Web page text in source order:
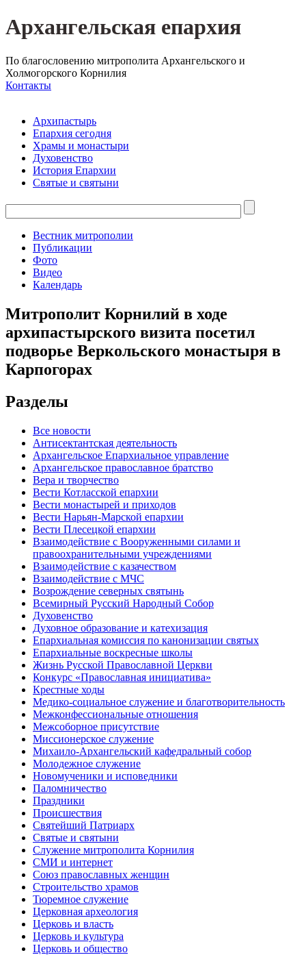
Архангельская епархия
По благословению митрополита Архангельского и
Холмогорского Корнилия
Контакты
Архипастырь
Епархия сегодня
Храмы и монастыри
Духовенство
История Епархии
Святые и святыни
Вестник митрополии
Публикации
Фото
Видео
Календарь
Митрополит Корнилий в ходе
архипастырского визита посетил
подворье Веркольского монастыря в
Карпогорах
Разделы
Все новости
Антисектантская деятельность
Архангельское Епархиальное управление
Архангельское православное братство
Вера и творчество
Вести Котласской епархии
Вести монастырей и приходов
Вести Нарьян-Марской епархии
Вести Плесецкой епархии
Взаимодействие с Вооруженными силами и
правоохранительными учреждениями
Взаимодействие с казачеством
Взаимодействие с МЧС
Возрождение северных святынь
Всемирный Русский Народный Собор
Духовенство
Духовное образование и катехизация
Епархиальная комиссия по канонизации святых
Епархиальные воскресные школы
Жизнь Русской Православной Церкви
Конкурс «Православная инициатива»
Крестные ходы
Медико-социальное служение и благотворительность
Межконфессиональные отношения
Межсоборное присутствие
Миссионерское служение
Михаило-Архангельский кафедральный собор
Молодежное служение
Новомученики и исповедники
Паломничество
Праздники
Происшествия
Святейший Патриарх
Святые и святыни
Служение митрополита Корнилия
СМИ и интернет
Союз православных женщин
Строительство храмов
Тюремное служение
Церковная археология
Церковь и власть
Церковь и культура
Церковь и общество